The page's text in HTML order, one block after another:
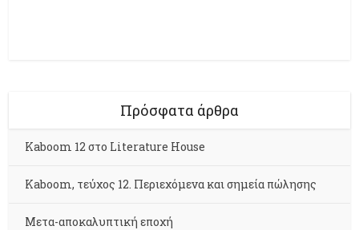
Πρόσφατα άρθρα
Kaboom 12 στο Literature House
Kaboom, τεύχος 12. Περιεχόμενα και σημεία πώλησης
Μετα-αποκαλυπτική εποχή